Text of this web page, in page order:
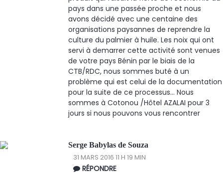
pays dans une passée proche et nous
avons décidé avec une centaine des
organisations paysannes de reprendre la
culture du palmier à huile. Les noix qui ont
servi à demarrer cette activité sont venues
de votre pays Bénin par le biais de la
CTB/RDC, nous sommes buté à un
problème qui est celui de la documentation
pour la suite de ce processus... Nous
sommes à Cotonou /Hôtel AZALAI pour 3
jours si nous pouvons vous rencontrer
Serge Babylas de Souza
31 MARS 2016 11 H 19 MIN
RÉPONDRE